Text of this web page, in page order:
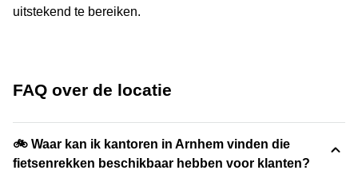
uitstekend te bereiken.
FAQ over de locatie
🚲 Waar kan ik kantoren in Arnhem vinden die
fietsenrekken beschikbaar hebben voor klanten?